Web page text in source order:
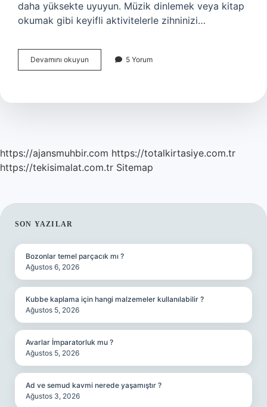
daha yüksekte uyuyun. Müzik dinlemek veya kitap
okumak gibi keyifli aktivitelerle zihninizi…
Devamını okuyun
Saniyede
Nasıl
5 Yorum
https://ajansmuhbir.com https://totalkirtasiye.com.tr
https://tekisimalat.com.tr Sitemap
SIDEBAR
SON YAZILAR
Bozonlar temel parçacık mı ?
Ağustos 6, 2026
Kubbe kaplama için hangi malzemeler kullanılabilir ?
Ağustos 5, 2026
Avarlar İmparatorluk mu ?
Ağustos 5, 2026
Ad ve semud kavmi nerede yaşamıştır ?
Ağustos 3, 2026